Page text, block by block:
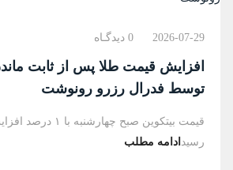
2026-07-29 0 دیدگـاه
افزایش قیمت طلا پس از ثابت
توسط فدرال رزرو رونوشت
رسید ادامه مطلب